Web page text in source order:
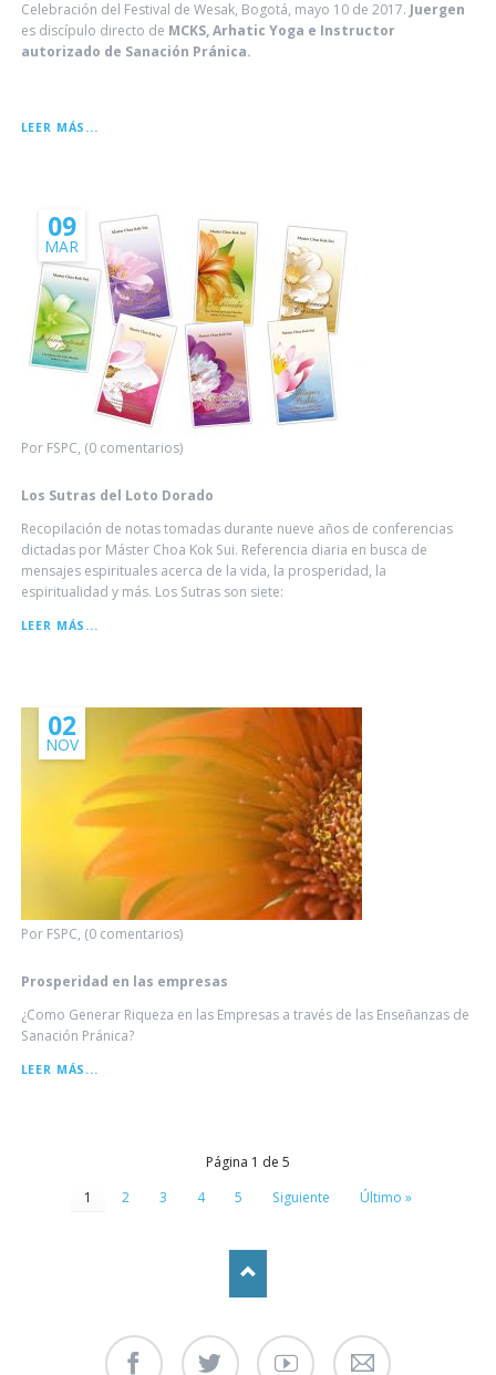
Celebración del Festival de Wesak, Bogotá, mayo 10 de 2017. Juergen
es discípulo directo de MCKS, Arhatic Yoga e Instructor
autorizado de Sanación Pránica.
LEER MÁS...
Por FSPC, (0 comentarios)
09
MAR
Los Sutras del Loto Dorado
Recopilación de notas tomadas durante nueve años de conferencias
dictadas por Máster Choa Kok Sui. Referencia diaria en busca de
mensajes espirituales acerca de la vida, la prosperidad, la
espiritualidad y más. Los Sutras son siete:
LEER MÁS...
Por FSPC, (0 comentarios)
02
NOV
Prosperidad en las empresas
¿Como Generar Riqueza en las Empresas a través de las Enseñanzas de
Sanación Pránica?
LEER MÁS...
Página 1 de 5
1
2 3 4 5 Siguiente Último »